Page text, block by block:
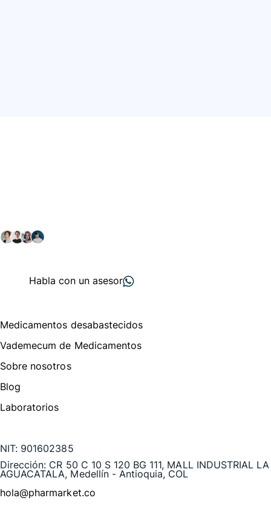
Habla con un asesor
Medicamentos desabastecidos
Vademecum de Medicamentos
Sobre nosotros
Blog
Laboratorios
NIT: 901602385
Dirección: CR 50 C 10 S 120 BG 111, MALL INDUSTRIAL LA
AGUACATALA, Medellín - Antioquia, COL
hola@pharmarket.co